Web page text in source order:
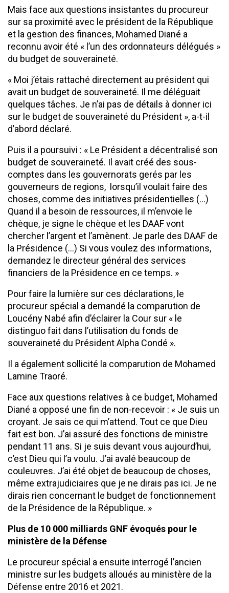
Mais face aux questions insistantes du procureur
sur sa proximité avec le président de la République
et la gestion des finances, Mohamed Diané a
reconnu avoir été « l’un des ordonnateurs délégués »
du budget de souveraineté.
« Moi j’étais rattaché directement au président qui
avait un budget de souveraineté. Il me déléguait
quelques tâches. Je n’ai pas de détails à donner ici
sur le budget de souveraineté du Président », a-t-il
d’abord déclaré.
Puis il a poursuivi : « Le Président a décentralisé son
budget de souveraineté. Il avait créé des sous-
comptes dans les gouvernorats gerés par les
gouverneurs de regions, lorsqu’il voulait faire des
choses, comme des initiatives présidentielles (…)
Quand il a besoin de ressources, il m’envoie le
chèque, je signe le chèque et les DAAF vont
chercher l’argent et l’amènent. Je parle des DAAF de
la Présidence (…) Si vous voulez des informations,
demandez le directeur général des services
financiers de la Présidence en ce temps. »
Pour faire la lumière sur ces déclarations, le
procureur spécial a demandé la comparution de
Loucény Nabé afin d’éclairer la Cour sur « le
distinguo fait dans l’utilisation du fonds de
souveraineté du Président Alpha Condé ».
Il a également sollicité la comparution de Mohamed
Lamine Traoré.
Face aux questions relatives à ce budget, Mohamed
Diané a opposé une fin de non-recevoir : « Je suis un
croyant. Je sais ce qui m’attend. Tout ce que Dieu
fait est bon. J’ai assuré des fonctions de ministre
pendant 11 ans. Si je suis devant vous aujourd’hui,
c’est Dieu qui l’a voulu. J’ai avalé beaucoup de
couleuvres. J’ai été objet de beaucoup de choses,
même extrajudiciaires que je ne dirais pas ici. Je ne
dirais rien concernant le budget de fonctionnement
de la Présidence de la République. »
Plus de 10 000 milliards GNF évoqués pour le
ministère de la Défense
Le procureur spécial a ensuite interrogé l’ancien
ministre sur les budgets alloués au ministère de la
Défense entre 2016 et 2021.